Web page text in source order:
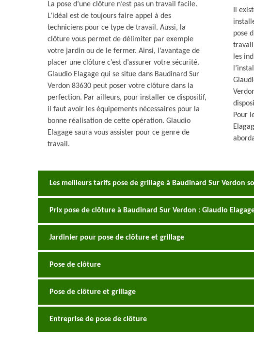
La pose d’une clôture n’est pas un travail facile.
L’idéal est de toujours faire appel à des
techniciens pour ce type de travail. Aussi, la
clôture vous permet de délimiter par exemple
votre jardin ou de le fermer. Ainsi, l’avantage de
placer une clôture c’est d’assurer votre sécurité.
Glaudio Elagage qui se situe dans Baudinard Sur
Verdon 83630 peut poser votre clôture dans la
perfection. Par ailleurs, pour installer ce dispositif,
il faut avoir les équipements nécessaires pour la
bonne réalisation de cette opération. Glaudio
Elagage saura vous assister pour ce genre de
travail.
Il
pose
les
Pour
Les meilleurs tarifs pose de grillage à Baudinard Sur Verdon
Prix pose de clôture à Baudinard Sur Verdon : Glaudio
Jardinier pour pose de clôture et grillage
Pose de clôture
Pose de clôture et grillage
Entreprise de pose de clôture